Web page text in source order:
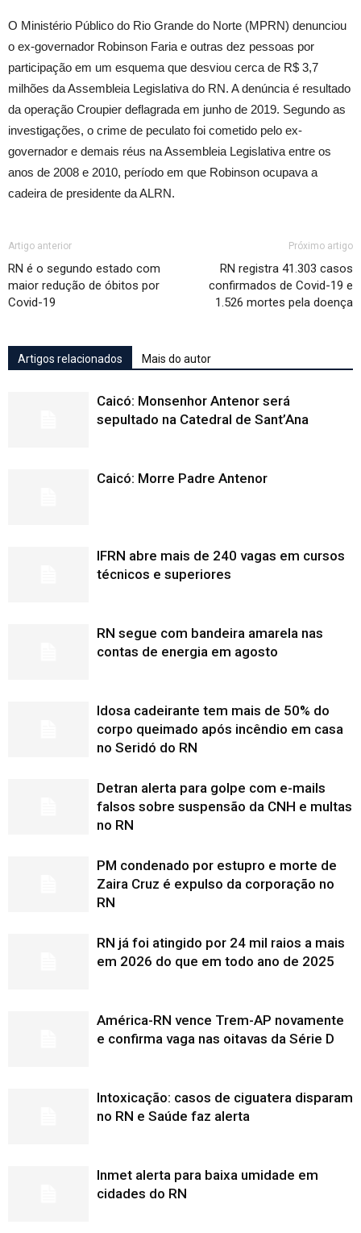
O Ministério Público do Rio Grande do Norte (MPRN) denunciou
o ex-governador Robinson Faria e outras dez pessoas por
participação em um esquema que desviou cerca de R$ 3,7
milhões da Assembleia Legislativa do RN. A denúncia é resultado
da operação Croupier deflagrada em junho de 2019. Segundo as
investigações, o crime de peculato foi cometido pelo ex-
governador e demais réus na Assembleia Legislativa entre os
anos de 2008 e 2010, período em que Robinson ocupava a
cadeira de presidente da ALRN.
Artigo anterior
RN é o segundo estado com
maior redução de óbitos por
Covid-19
Próximo artigo
RN registra 41.303 casos
confirmados de Covid-19 e
1.526 mortes pela doença
Artigos relacionados Mais do autor
Caicó: Monsenhor Antenor será
sepultado na Catedral de Sant’Ana
Caicó: Morre Padre Antenor
IFRN abre mais de 240 vagas em cursos
técnicos e superiores
RN segue com bandeira amarela nas
contas de energia em agosto
Idosa cadeirante tem mais de 50% do
corpo queimado após incêndio em casa
no Seridó do RN
Detran alerta para golpe com e-mails
falsos sobre suspensão da CNH e multas
no RN
PM condenado por estupro e morte de
Zaira Cruz é expulso da corporação no
RN
RN já foi atingido por 24 mil raios a mais
em 2026 do que em todo ano de 2025
América-RN vence Trem-AP novamente
e confirma vaga nas oitavas da Série D
Intoxicação: casos de ciguatera disparam
no RN e Saúde faz alerta
Inmet alerta para baixa umidade em
cidades do RN